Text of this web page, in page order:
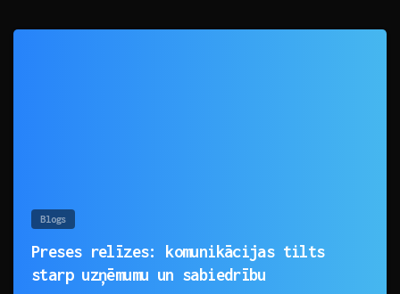
Blogs
Preses relīzes: komunikācijas tilts
starp uzņēmumu un sabiedrību